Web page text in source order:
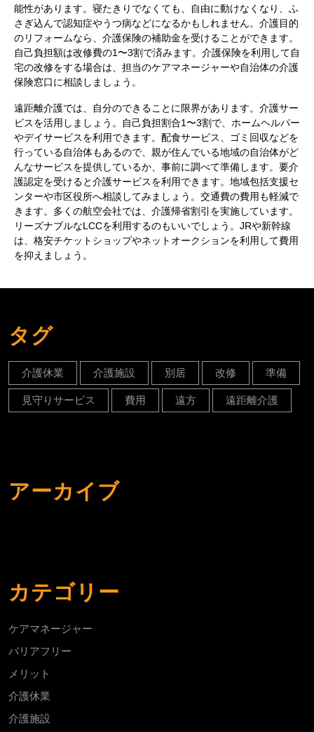
能性があります。寝たきりでなくても、自由に動けなくなり、ふ
さぎ込んで認知症やうつ病などになるかもしれません。介護目的
のリフォームなら、介護保険の補助金を受けることができます。
自己負担額は改修費の1〜3割で済みます。介護保険を利用して自
宅の改修をする場合は、担当のケアマネージャーや自治体の介護
保険窓口に相談しましょう。
遠距離介護では、自分のできることに限界があります。介護サー
ビスを活用しましょう。自己負担割合1〜3割で、ホームヘルパー
やデイサービスを利用できます。配食サービス、ゴミ回収などを
行っている自治体もあるので、親が住んでいる地域の自治体がど
んなサービスを提供しているか、事前に調べて準備します。要介
護認定を受けると介護サービスを利用できます。地域包括支援セ
ンターや市区役所へ相談してみましょう。交通費の費用も軽減で
きます。多くの航空会社では、介護帰省割引を実施しています。
リーズナブルなLCCを利用するのもいいでしょう。JRや新幹線
は、格安チケットショップやネットオークションを利用して費用
を抑えましょう。
タグ
介護休業 介護施設 別居 改修 準備
見守りサービス 費用 遠方 遠距離介護
アーカイブ
カテゴリー
ケアマネージャー
バリアフリー
メリット
介護休業
介護施設